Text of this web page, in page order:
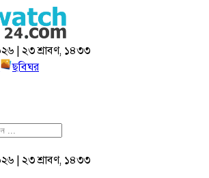
| ২৩ শ্রাবণ, ১৪৩৩
ছবিঘর
| ২৩ শ্রাবণ, ১৪৩৩